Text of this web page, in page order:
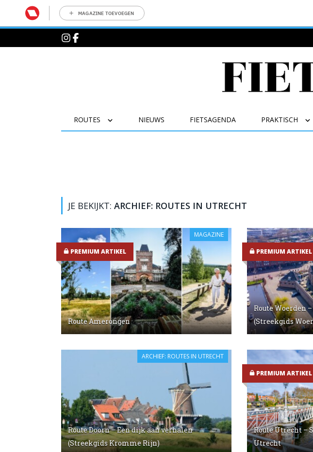
MAGAZINE TOEVOEGEN
ROUTES NIEUWS FIETSAGENDA PRAKTISCH
JE BEKIJKT: ARCHIEF: ROUTES IN UTRECHT
Route Amerongen
PREMIUM ARTIKEL
MAGAZINE
Route Woerden
(Streekgids
PREMIUM ARTIKEL
Route Doorn – Een dijk aan verhalen
(Streekgids Kromme Rijn)
ARCHIEF: ROUTES IN UTRECHT
Route Utrecht –
Utrecht
PREMIUM ARTIKEL